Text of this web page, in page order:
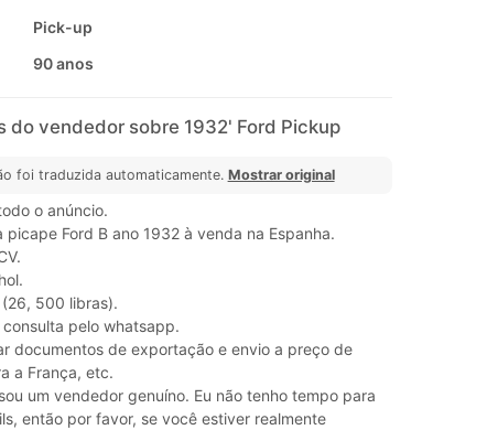
Pick-up
90 anos
do vendedor sobre 1932' Ford Pickup
foi traduzida automaticamente. Mostrar original
o anúncio.
picape Ford B ano 1932 à venda na Espanha.
500 libras).
pelo whatsapp.
documentos de exportação e envio a preço de
a França, etc.
um vendedor genuíno. Eu não tenho tempo para
então por favor, se você estiver realmente